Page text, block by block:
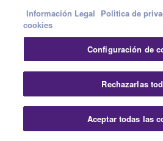
Conexión inalámbrica
Bluetooth®
Información Legal Politica de
cookies
Configuración de
Rechazarlas
Aceptar todas las